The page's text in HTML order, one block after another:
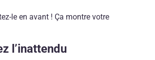
le en avant ! Ça montre votre
l’inattendu